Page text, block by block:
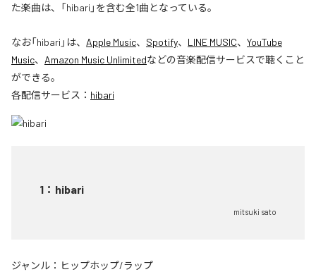
た楽曲は、「hibari」を含む全1曲となっている。
なお「hibari 」は、 Apple Music、 Spotify、 LINE MUSIC、 YouTube
Music、 Amazon Music Unlimitedなどの音楽配信サービスで聴くこと
ができる。
各配信サービス： hibari
1 ： hibari
mitsuki sato
ジャンル： ヒップホップ/ラップ